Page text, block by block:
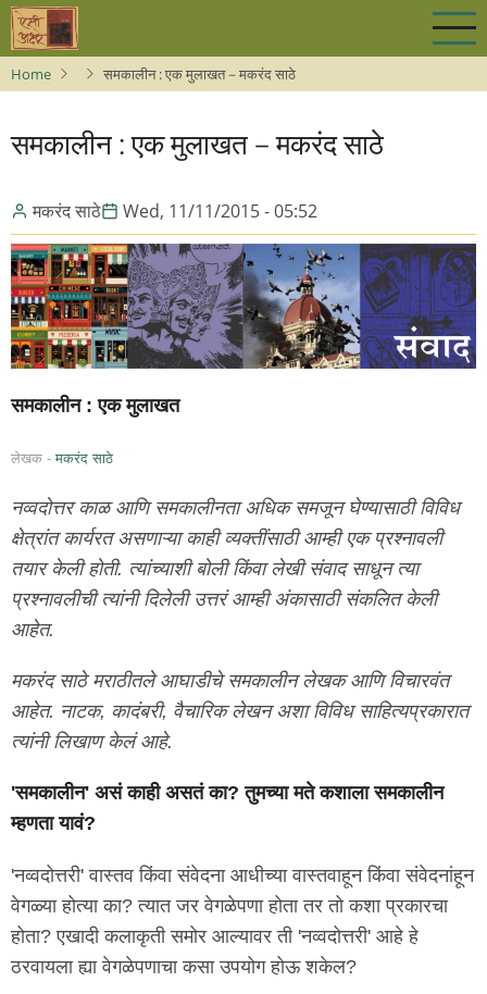
Skip
main
content
Home समकालीन : एक मुलाखत－मकरंद साठे
समकालीन : एक मुलाखत－मकरंद साठे
मकरंद साठे Wed, 11/11/2015 - 05:52
समकालीन : एक मुलाखत
लेखक -मकरंद साठे
नव्वदोत्तर काळ आणि समकालीनता अधिक समजून घेण्यासाठी विविध
क्षेत्रांत कार्यरत असणाऱ्या काही व्यक्तींसाठी आम्ही एक प्रश्नावली
तयार केली होती. त्यांच्याशी बोली किंवा लेखी संवाद साधून त्या
प्रश्नावलीची त्यांनी दिलेली उत्तरं आम्ही अंकासाठी संकलित केली
आहेत.
मकरंद साठे मराठीतले आघाडीचे समकालीन लेखक आणि विचारवंत
आहेत. नाटक, कादंबरी, वैचारिक लेखन अशा विविध साहित्यप्रकारात
त्यांनी लिखाण केलं आहे.
'समकालीन' असं काही असतं का? तुमच्या मते कशाला समकालीन
म्हणता यावं?
'नव्वदोत्तरी' वास्तव किंवा संवेदना आधीच्या वास्तवाहून किंवा संवेदनांहून
वेगळ्या होत्या का? त्यात जर वेगळेपणा होता तर तो कशा प्रकारचा
होता? एखादी कलाकृती समोर आल्यावर ती 'नव्वदोत्तरी' आहे हे
ठरवायला ह्या वेगळेपणाचा कसा उपयोग होऊ शकेल?